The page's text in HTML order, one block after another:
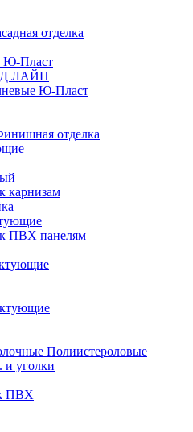
отделка
Ю-Пласт
ЛАЙН
Ю-Пласт
отделка
карнизам
ПВХ панелям
Полиистероловые
и уголки
ПВХ